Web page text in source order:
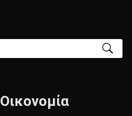
Οικονομία